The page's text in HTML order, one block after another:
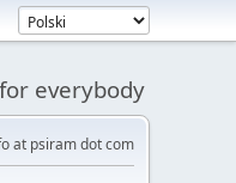
everybody
at psiram dot com